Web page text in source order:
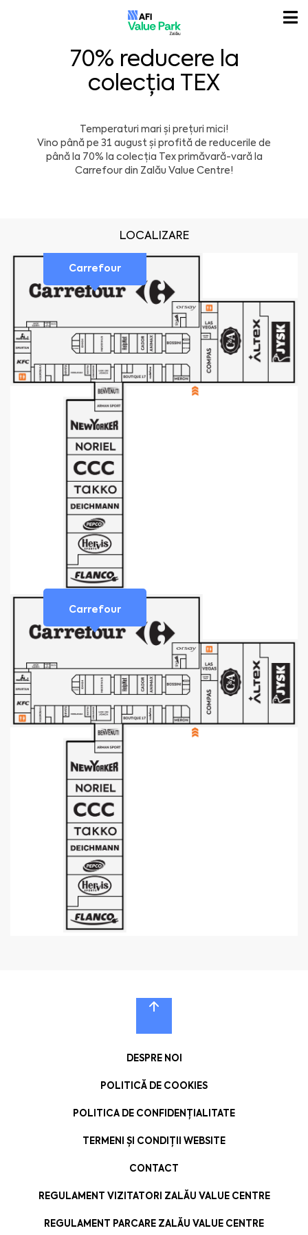
70% reducere la
colecția TEX
Temperaturi mari și prețuri mici!
Vino până pe 31 august și profită de reducerile de
până la 70% la colecția Tex primăvară-vară la
Carrefourdin Zalău Value Centre!
LOCALIZARE
Carrefour
Carrefour
DESPRE NOI
POLITICĂ DE COOKIES
POLITICA DE CONFIDENȚIALITATE
TERMENI ȘI CONDIȚII WEBSITE
CONTACT
REGULAMENT VIZITATORI ZALĂU VALUE CENTRE
REGULAMENT PARCARE ZALĂU VALUE CENTRE